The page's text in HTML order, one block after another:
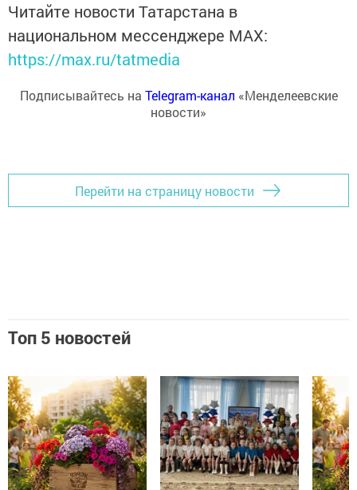
Читайте новости Татарстана в
национальном мессенджере MАХ:
https://max.ru/tatmedia
Подписывайтесь на Telegram-канал «Менделеевские
новости»
Перейти на страницу новости
Топ 5 новостей